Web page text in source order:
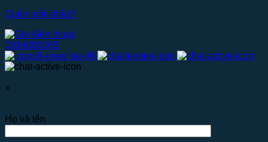
Quên mật khẩu?
0914000065
×
Họ và tên